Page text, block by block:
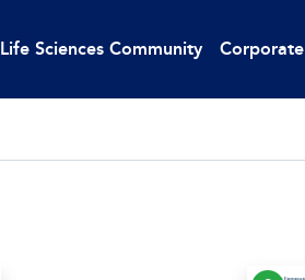
Life Sciences Community Corporate